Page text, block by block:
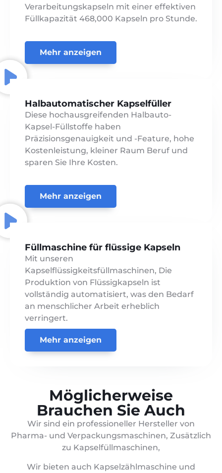
Verarbeitungskapseln mit einer effektiven
Füllkapazität 468,000 Kapseln pro Stunde.
Mehr anzeigen
Halbautomatischer Kapselfüller
Diese hochausgreifenden Halbauto-
Kapsel-Füllstoffe haben
Präzisionsgenauigkeit und -Feature, hohe
Kostenleistung, kleiner Raum Beruf und
sparen Sie Ihre Kosten.
Mehr anzeigen
Füllmaschine für flüssige Kapseln
Mit unseren
Kapselflüssigkeitsfüllmaschinen, Die
Produktion von Flüssigkapseln ist
vollständig automatisiert, was den Bedarf
an menschlicher Arbeit erheblich
verringert.
Mehr anzeigen
Möglicherweise
Brauchen Sie Auch
Wir sind ein professioneller Hersteller von
Pharma- und Verpackungsmaschinen, Zusätzlich
zu Kapselfüllmaschinen,
Wir bieten auch Kapselzählmaschine und